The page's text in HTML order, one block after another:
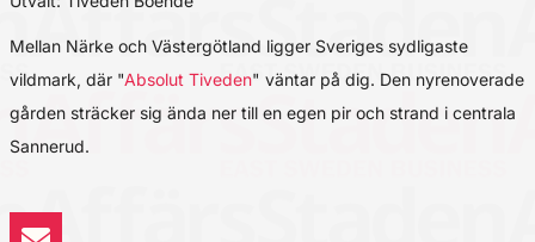
Mellan Närke och Västergötland ligger Sveriges sydligaste
vildmark, där "Absolut Tiveden" väntar på dig. Den nyrenoverade
gården sträcker sig ända ner till en egen pir och strand i centrala
Sannerud.